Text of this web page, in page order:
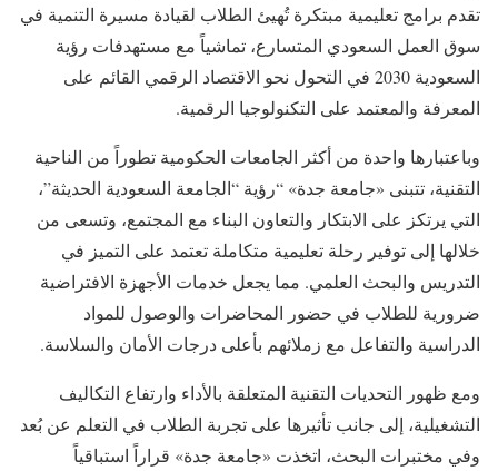
تقدم برامج تعليمية مبتكرة تُهيئ الطلاب لقيادة مسيرة التنمية في
سوق العمل السعودي المتسارع، تماشياً مع مستهدفات رؤية
السعودية 2030 في التحول نحو الاقتصاد الرقمي القائم على
المعرفة والمعتمد على التكنولوجيا الرقمية.
وباعتبارها واحدة من أكثر الجامعات الحكومية تطوراً من الناحية
التقنية، تتبنى «جامعة جدة» “رؤية “الجامعة السعودية الحديثة”،
التي يرتكز على الابتكار والتعاون البناء مع المجتمع، وتسعى من
خلالها إلى توفير رحلة تعليمية متكاملة تعتمد على التميز في
التدريس والبحث العلمي. مما يجعل خدمات الأجهزة الافتراضية
ضرورية للطلاب في حضور المحاضرات والوصول للمواد
الدراسية والتفاعل مع زملائهم بأعلى درجات الأمان والسلاسة.
ومع ظهور التحديات التقنية المتعلقة بالأداء وارتفاع التكاليف
التشغيلية، إلى جانب تأثيرها على تجربة الطلاب في التعلم عن بُعد
وفي مختبرات البحث، اتخذت «جامعة جدة» قراراً استباقياً